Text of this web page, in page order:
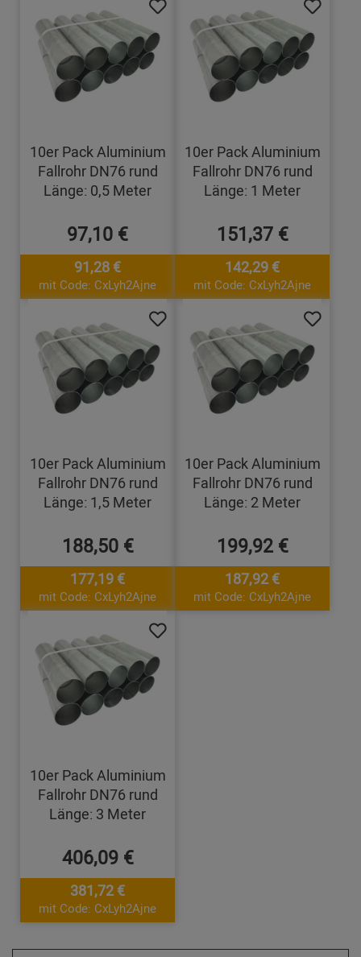
10er Pack Aluminium
Fallrohr DN76 rund
Länge: 0,5 Meter
97,10 €
91,28 €
mit Code: CxLyh2Ajne
10er Pack Aluminium
Fallrohr DN76 rund
Länge: 1 Meter
151,37 €
142,29 €
mit Code: CxLyh2Ajne
10er Pack Aluminium
Fallrohr DN76 rund
Länge: 1,5 Meter
188,50 €
177,19 €
mit Code: CxLyh2Ajne
10er Pack Aluminium
Fallrohr DN76 rund
Länge: 2 Meter
199,92 €
187,92 €
mit Code: CxLyh2Ajne
10er Pack Aluminium
Fallrohr DN76 rund
Länge: 3 Meter
406,09 €
381,72 €
mit Code: CxLyh2Ajne